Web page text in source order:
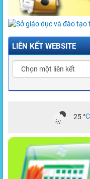
LIÊN KẾT WEBSITE
25°C